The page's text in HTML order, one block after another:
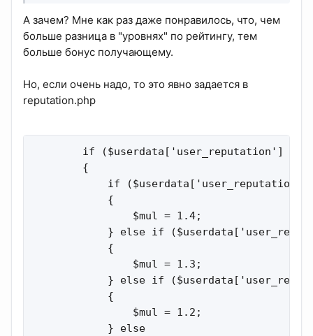
А зачем? Мне как раз даже понравилось, что, чем
больше разница в "уровнях" по рейтингу, тем
больше бонус получающему.
Но, если очень надо, то это явно задается в
reputation.php
if ($userdata['user_reputation'] >
        {
if
            {
                $mul = 1.4;
} else if
            {
                $mul = 1.3;
} else if
            {
                $mul = 1.2;
            } else